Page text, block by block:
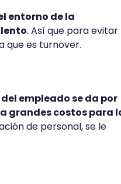
entorno de la
. Así que para evitar
que es turnover.
empleado se da por
grandes costos para
de personal, se le